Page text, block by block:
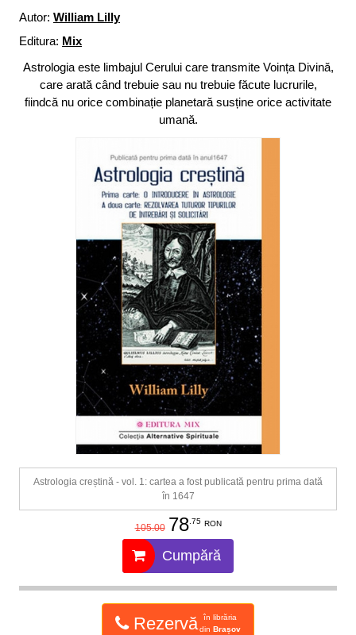
Autor: William Lilly
Editura: Mix
Astrologia este limbajul Cerului care transmite Voința Divină,
care arată când trebuie sau nu trebuie făcute lucrurile,
fiindcă nu orice combinație planetară susține orice activitate
umană.
Astrologia creștină - vol. 1: cartea a fost publicată pentru prima dată
în 1647
105.00 78.75 RON
Cumpără
Rezervă
în librăria
din Brașov